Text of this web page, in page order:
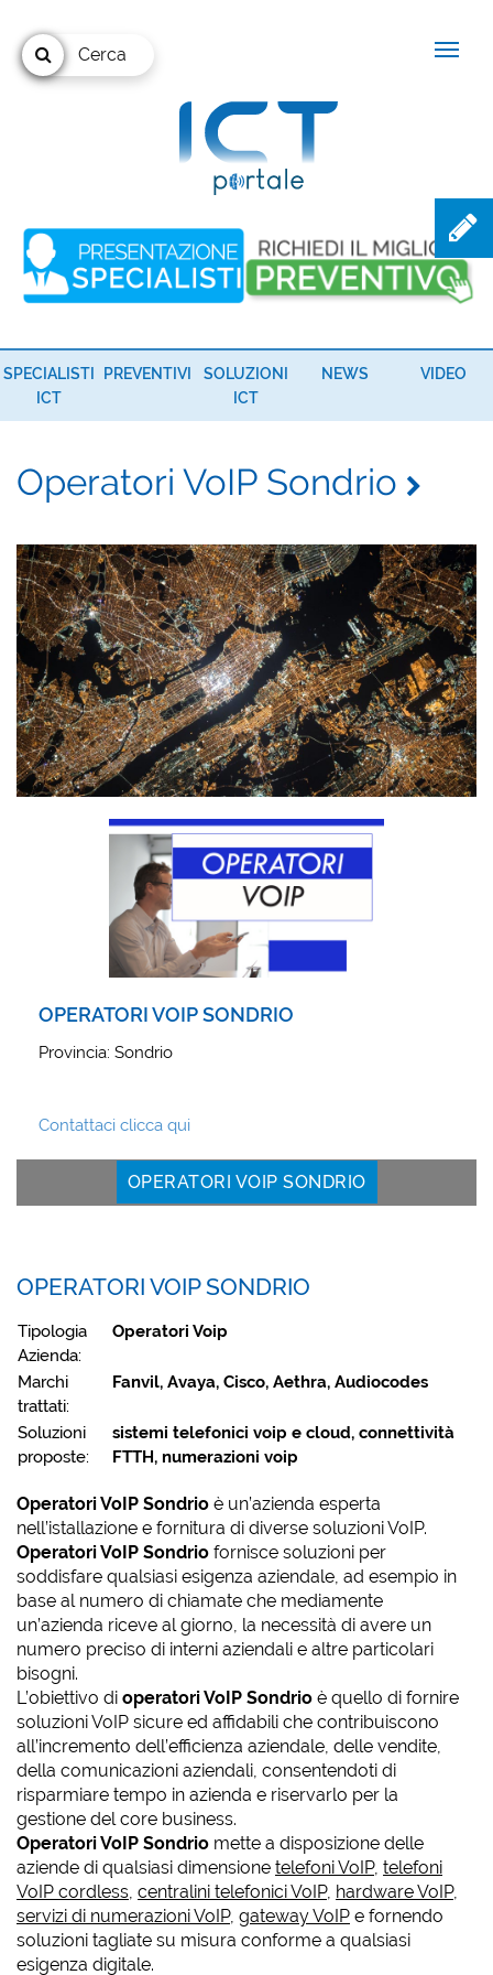
Cerca
SPECIALISTI
ICT
PREVENTIVI
SOLUZIONI
ICT
NEWS VIDEO
Operatori VoIP Sondrio
OPERATORI VOIP SONDRIO
Provincia: Sondrio
Contattaci clicca qui
OPERATORI VOIP SONDRIO
OPERATORI VOIP SONDRIO
Tipologia
Azienda:
Operatori Voip
Marchi
trattati:
Fanvil, Avaya, Cisco, Aethra, Audiocodes
Soluzioni
proposte:
sistemi telefonici voip e cloud, connettività
FTTH, numerazioni voip
Operatori VoIP Sondrio è un’azienda esperta
nell’istallazione e fornitura di diverse soluzioni VoIP.
Operatori VoIP Sondrio fornisce soluzioni per
soddisfare qualsiasi esigenza aziendale, ad esempio in
base al numero di chiamate che mediamente
un’azienda riceve al giorno, la necessità di avere un
numero preciso di interni aziendali e altre particolari
bisogni.
L’obiettivo di operatori VoIP Sondrio è quello di fornire
soluzioni VoIP sicure ed affidabili che contribuiscono
all’incremento dell’efficienza aziendale, delle vendite,
della comunicazioni aziendali, consentendoti di
risparmiare tempo in azienda e riservarlo per la
gestione del core business.
Operatori VoIP Sondrio mette a disposizione delle
aziende di qualsiasi dimensione telefoni VoIP, telefoni
VoIP cordless, centralini telefonici VoIP, hardware VoIP,
servizi di numerazioni VoIP, gateway VoIP e fornendo
soluzioni tagliate su misura conforme a qualsiasi
esigenza digitale.